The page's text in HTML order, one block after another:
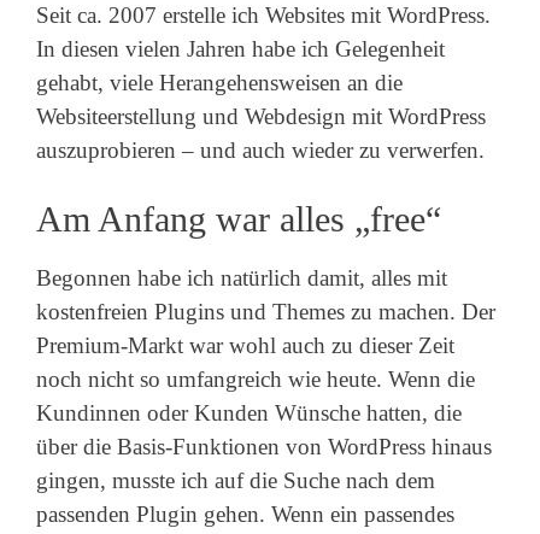
Seit ca. 2007 erstelle ich Websites mit WordPress.
In diesen vielen Jahren habe ich Gelegenheit
gehabt, viele Herangehensweisen an die
Websiteerstellung und Webdesign mit WordPress
auszuprobieren – und auch wieder zu verwerfen.
Am Anfang war alles „free“
Begonnen habe ich natürlich damit, alles mit
kostenfreien Plugins und Themes zu machen. Der
Premium-Markt war wohl auch zu dieser Zeit
noch nicht so umfangreich wie heute. Wenn die
Kundinnen oder Kunden Wünsche hatten, die
über die Basis-Funktionen von WordPress hinaus
gingen, musste ich auf die Suche nach dem
passenden Plugin gehen. Wenn ein passendes